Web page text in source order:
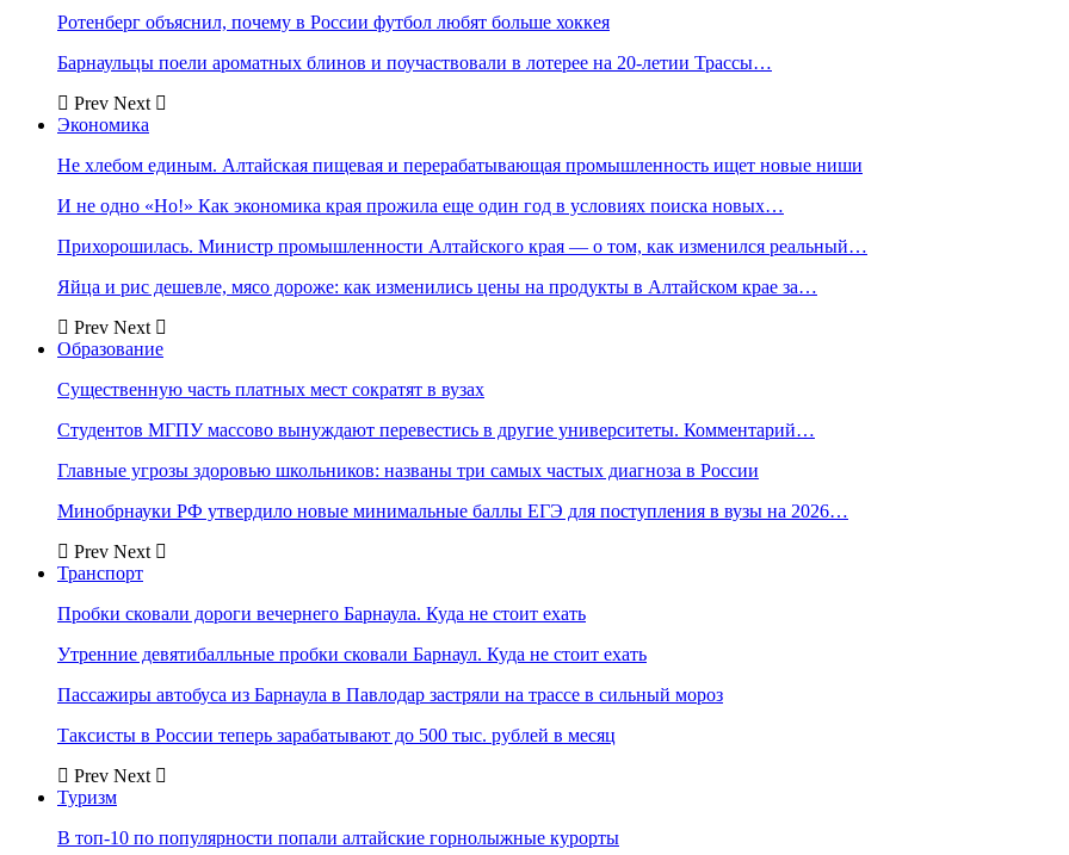
Ротенберг объяснил, почему в России футбол любят больше хоккея
Барнаульцы поели ароматных блинов и поучаствовали в лотерее на 20-летии Трассы…
Prev Next
Экономика
Не хлебом единым. Алтайская пищевая и перерабатывающая промышленность ищет новые ниши
И не одно «Но!» Как экономика края прожила еще один год в условиях поиска новых…
Прихорошилась. Министр промышленности Алтайского края — о том, как изменился реальный…
Яйца и рис дешевле, мясо дороже: как изменились цены на продукты в Алтайском крае за…
Prev Next
Образование
Существенную часть платных мест сократят в вузах
Студентов МГПУ массово вынуждают перевестись в другие университеты. Комментарий…
Главные угрозы здоровью школьников: названы три самых частых диагноза в России
Минобрнауки РФ утвердило новые минимальные баллы ЕГЭ для поступления в вузы на 2026…
Prev Next
Транспорт
Пробки сковали дороги вечернего Барнаула. Куда не стоит ехать
Утренние девятибалльные пробки сковали Барнаул. Куда не стоит ехать
Пассажиры автобуса из Барнаула в Павлодар застряли на трассе в сильный мороз
Таксисты в России теперь зарабатывают до 500 тыс. рублей в месяц
Prev Next
Туризм
В топ-10 по популярности попали алтайские горнолыжные курорты